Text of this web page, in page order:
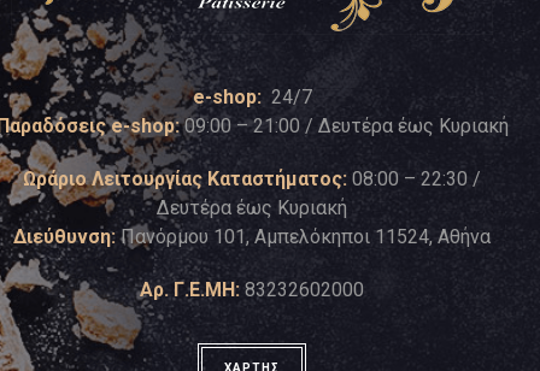
e-shop: 24/7
e-shop:09:00 – 21:00 / Δευτέρα έως Κυριακή
Ωράριο Λειτουργίας Καταστήματος: 08:00 – 22:30 /
Δευτέρα έως Κυριακή
Διεύθυνση: Πανόρμου 101, Αμπελόκηποι 11524, Αθήνα
Αρ. Γ.Ε.ΜΗ: 83232602000
ΧΑΡΤΗΣ